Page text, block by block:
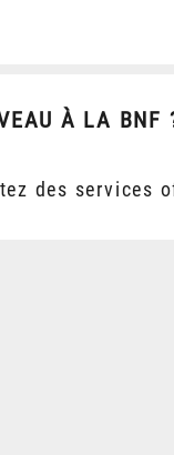
À LA BNF
des services